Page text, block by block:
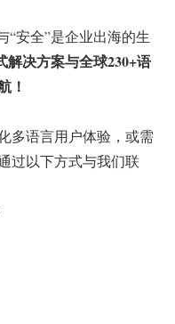
“安全”是企业出海的生
决方案与全球230+语
！
多语言用户体验，或需
过以下方式与我们联